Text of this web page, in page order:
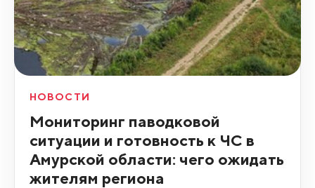
НОВОСТИ
Мониторинг паводковой
ситуации и готовность к ЧС в
Амурской области: чего ожидать
жителям региона